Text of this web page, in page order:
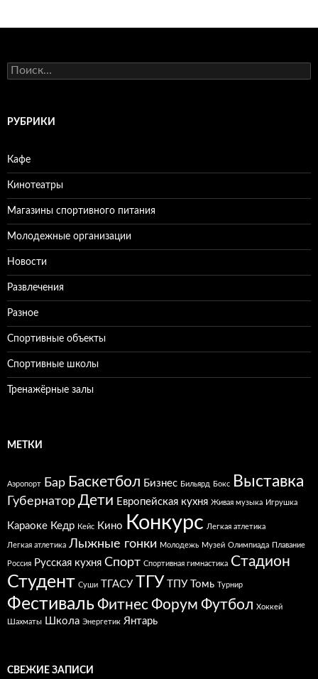
Н
а
иРУБРИКИ
Кафе
Кинотеатры
Магазины спортивного питания
Молодежные организации
Новости
Развлечения
Разное
Спортивные объекты
Спортивные школы
Тренажёрные залы
МЕТКИ
Аэропорт Бар Баскетбол Бизнес Бильярд Бокс Выставка
Губернатор Дети Европейская кухня Живая музыка Игрушка
Караоке Кедр Кейс Кино Конкурс Легкая атлетика
Легкая атлетика Лыжные гонки Молодежь Музей Олимпиада Плавание
Россия Русская кухня Спорт Спортивная гимнастика Стадион
Студент Суши ТГАСУ ТГУ ТПУ Томь Турнир
ФестивальФитнесФорум Футбол Хоккей
Шахматы Школа Энергетик Янтарь
СВЕЖИЕ ЗАПИСИ